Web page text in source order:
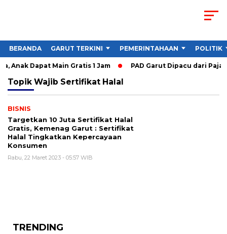
BERANDA GARUT TERKINI PEMERINTAHAAN POLITIK
Anak Dapat Main Gratis 1 Jam PAD Garut Dipacu dari
Topik Wajib Sertifikat Halal
BISNIS
Targetkan 10 Juta Sertifikat Halal
Gratis, Kemenag Garut : Sertifikat
Halal Tingkatkan Kepercayaan
Konsumen
Rabu, 22 Maret 2023 - 05:57 WIB
TRENDING